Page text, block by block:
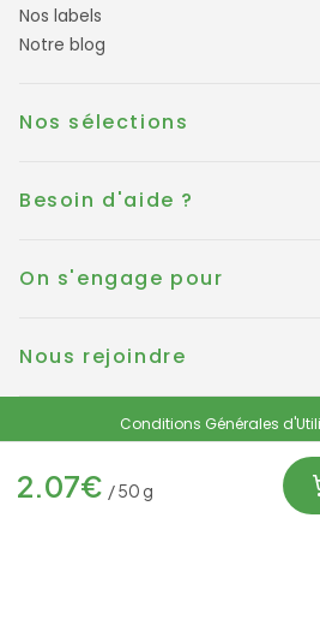
2.07€ /50 g
Nos labels
Notre blog
Nos sélections
Besoin d'aide ?
On s'engage pour
Nous rejoindre
Conditions Générales
Politique
Protection des données
© KOUER